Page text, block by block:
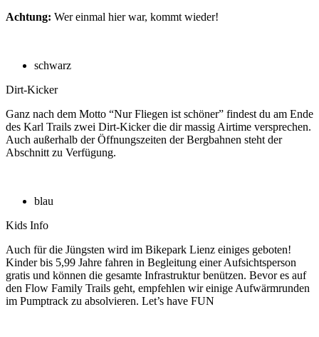
Achtung: Wer einmal hier war, kommt wieder!
schwarz
Dirt-Kicker
Ganz nach dem Motto “Nur Fliegen ist schöner” findest du am Ende
des Karl Trails zwei Dirt-Kicker die dir massig Airtime versprechen.
Auch außerhalb der Öffnungszeiten der Bergbahnen steht der
Abschnitt zu Verfügung.
blau
Kids Info
Auch für die Jüngsten wird im Bikepark Lienz einiges geboten!
Kinder bis 5,99 Jahre fahren in Begleitung einer Aufsichtsperson
gratis und können die gesamte Infrastruktur benützen. Bevor es auf
den Flow Family Trails geht, empfehlen wir einige Aufwärmrunden
im Pumptrack zu absolvieren. Let’s have FUN